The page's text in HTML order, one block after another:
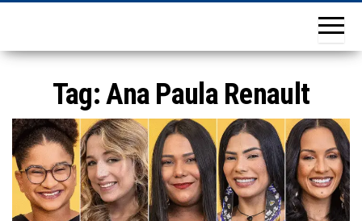
Tag:Ana Paula Renault